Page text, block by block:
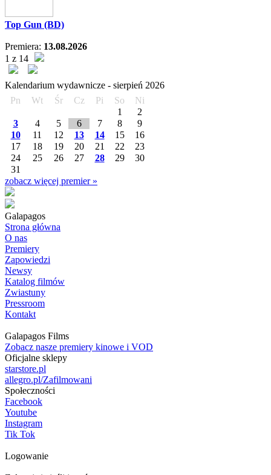
Top Gun (BD)
Premiera: 13.08.2026
1 z 14
Kalendarium wydawnicze - sierpień 2026
Pn
Wt Śr Cz Pi So
Ni
1
2
3
4 5 6 7 8
9
10
11 12 13 14 15
16
17
18 19 20 21 22
23
24
25 26 27 28 29
30
31
zobacz więcej premier »
Galapagos
Strona główna
O nas
Premiery
Zapowiedzi
Newsy
Katalog filmów
Zwiastuny
Pressroom
Kontakt
Galapagos Films
Zobacz nasze premiery kinowe i VOD
Oficjalne sklepy
starstore.pl
allegro.pl/Zafilmowani
Społeczności
Facebook
Youtube
Instagram
Tik Tok
Logowanie